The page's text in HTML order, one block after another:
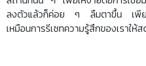
ลงตัวแล้วก็ค่อย ๆ ลืมตาขึ้น เพียง
เหมือนการรีเซทความรู้สึกของเราให้